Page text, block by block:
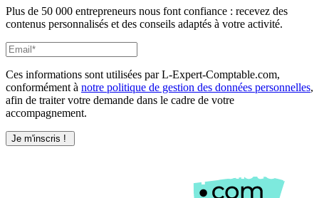
Plus de 50 000 entrepreneurs nous font confiance : recevez des
contenus personnalisés et des conseils adaptés à votre activité.
Ces informations sont utilisées par L-Expert-Comptable.com,
conformément à notre politique de gestion des données personnelles,
afin de traiter votre demande dans le cadre de votre
accompagnement.